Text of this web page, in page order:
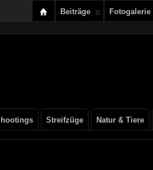
Beiträge Fotogalerie
Streifzüge Natur & Tiere